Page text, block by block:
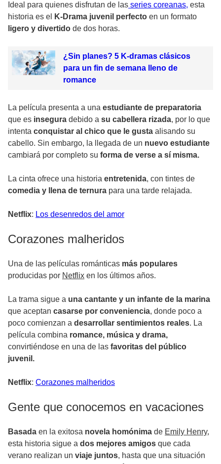
Ideal para quienes disfrutan de las series coreanas, esta
historia es el
K-Drama juvenil perfecto en un formato
ligero y divertido de dos horas.
¿Sin planes? 5 K-dramas clásicos
para un fin de semana lleno de
romance
La película presenta a una estudiante de preparatoria
que es insegura debido a su cabellera rizada, por lo que
intenta conquistar al chico que le gusta alisando su
cabello. Sin embargo, la llegada de un nuevo estudiante
cambiará por completo su forma de verse a sí misma.
La cinta ofrece una historia entretenida, con tintes de
comedia y llena de ternura para una tarde relajada.
Netflix: Los desenredos del amor
Corazones malheridos
Una de las películas románticas más populares
producidas por Netflix en los últimos años.
La trama sigue a una cantante y un infante de la marina
que aceptan casarse por conveniencia, donde poco a
poco comienzan a desarrollar sentimientos reales. La
película combina romance, música y drama,
convirtiéndose en una de las favoritas del público
juvenil.
Netflix: Corazones malheridos
Gente que conocemos en vacaciones
Basada en la exitosa novela homónima de Emily Henry,
esta historia sigue a dos mejores amigos que cada
verano realizan un viaje juntos, hasta que una situación